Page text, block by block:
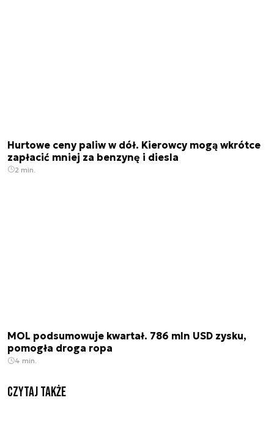
Hurtowe ceny paliw w dół. Kierowcy mogą wkrótce
zapłacić mniej za benzynę i diesla
2 min.
MOL podsumowuje kwartał. 786 mln USD zysku,
pomogła droga ropa
4 min.
Czytaj także